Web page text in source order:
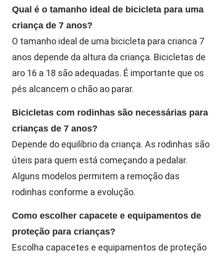
Qual é o tamanho ideal de bicicleta para uma
criança de 7 anos?
O tamanho ideal de uma bicicleta para crianca 7
anos depende da altura da criança. Bicicletas de
aro 16 a 18 são adequadas. É importante que os
pés alcancem o chão ao parar.
Bicicletas com rodinhas são necessárias para
crianças de 7 anos?
Depende do equilíbrio da criança. As rodinhas são
úteis para quem está começando a pedalar.
Alguns modelos permitem a remoção das
rodinhas conforme a evolução.
Como escolher capacete e equipamentos de
proteção para crianças?
Escolha capacetes e equipamentos de proteção